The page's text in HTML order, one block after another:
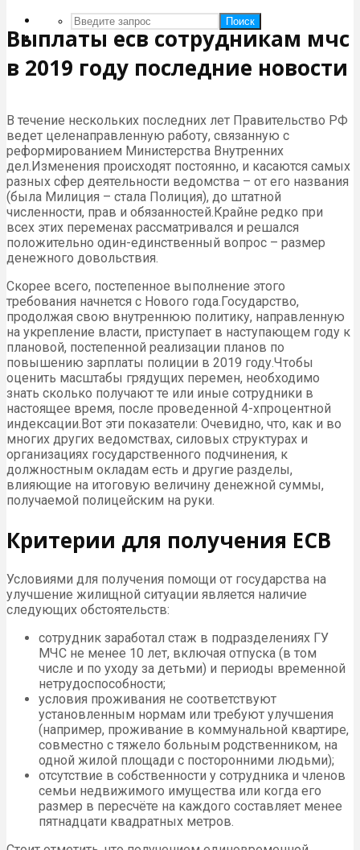
Поиск
Выплаты есв сотрудникам мчс
в 2019 году последние новости
В течение нескольких последних лет Правительство РФ
ведет целенаправленную работу, связанную с
реформированием Министерства Внутренних
дел.Изменения происходят постоянно, и касаются самых
разных сфер деятельности ведомства – от его названия
(была Милиция – стала Полиция), до штатной
численности, прав и обязанностей.Крайне редко при
всех этих переменах рассматривался и решался
положительно один-единственный вопрос – размер
денежного довольствия.
Скорее всего, постепенное выполнение этого
требования начнется с Нового года.Государство,
продолжая свою внутреннюю политику, направленную
на укрепление власти, приступает в наступающем году к
плановой, постепенной реализации планов по
повышению зарплаты полиции в 2019 году.Чтобы
оценить масштабы грядущих перемен, необходимо
знать сколько получают те или иные сотрудники в
настоящее время, после проведенной 4-хпроцентной
индексации.Вот эти показатели: Очевидно, что, как и во
многих других ведомствах, силовых структурах и
организациях государственного подчинения, к
должностным окладам есть и другие разделы,
влияющие на итоговую величину денежной суммы,
получаемой полицейским на руки.
Критерии для получения ЕСВ
Условиями для получения помощи от государства на
улучшение жилищной ситуации является наличие
следующих обстоятельств:
сотрудник заработал стаж в подразделениях ГУ
МЧС не менее 10 лет, включая отпуска (в том
числе и по уходу за детьми) и периоды временной
нетрудоспособности;
условия проживания не соответствуют
установленным нормам или требуют улучшения
(например, проживание в коммунальной квартире,
совместно с тяжело больным родственником, на
одной жилой площади с посторонними людьми);
отсутствие в собственности у сотрудника и членов
семьи недвижимого имущества или когда его
размер в пересчёте на каждого составляет менее
пятнадцати квадратных метров.